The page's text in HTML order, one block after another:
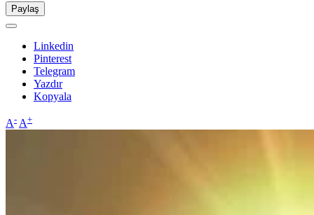
Paylaş
Linkedin
Pinterest
Telegram
Yazdır
Kopyala
A- A+